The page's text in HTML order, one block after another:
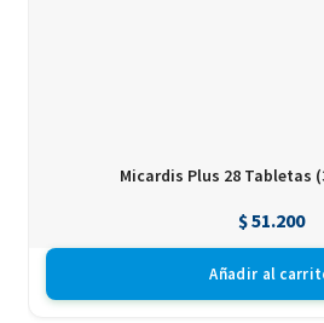
Micardis Plus 28 Tabletas
$51.200
Añadir al